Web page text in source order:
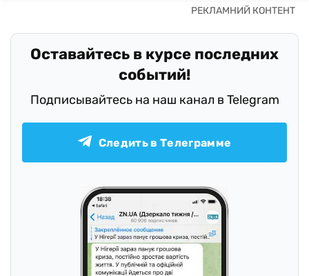
Оставайтесь в курсе последних
событий!
Подписывайтесь на наш канал в Telegram
Следить в Телеграмме